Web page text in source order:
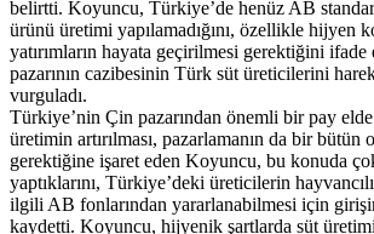
belirtti. Koyuncu, Türkiye’de henüz AB
ürünü üretimi yapılamadığını, özellikle hijyen
yatırımların hayata geçirilmesi gerektiğini ifade
pazarının cazibesinin Türk süt üreticilerini
vurguladı.
Türkiye’nin Çin pazarından önemli bir pay
üretimin artırılması, pazarlamanın da bir bütün
gerektiğine işaret eden Koyuncu, bu konuda
yaptıklarını, Türkiye’deki üreticilerin
ilgili AB fonlarından yararlanabilmesi için
kaydetti. Koyuncu, hijyenik şartlarda süt